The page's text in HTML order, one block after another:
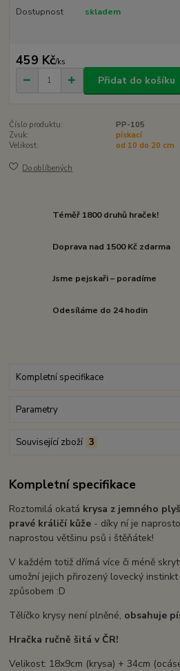
Dostupnost skladem
459 Kč/ks
Přidat do košíku
Číslo produktu:
PP-105
Zvuk:
pískací
Velikost:
od 10 do 20 cm
Do oblíbených
Téměř 1800 druhů hraček!
Doprava nad 1500 Kč zdarma
Jsme pejskaři – poradíme
Odesíláme do 24 hodin
Kompletní specifikace
Parametry
Související zboží 3
Kompletní specifikace
Roztomilá okatá krysa z jemného
pravé králičí kůže - díky ní je
naprostou většinu psů i štěňátek!
V každém totiž dřímá více či méně
umožní jejich přirozený lovecký
způsobem :D
Tělíčko krysy není plněné, obsahuje
Hračka ručně šitá v ČR!
Velikost: 18x9cm (krysa) + 34cm